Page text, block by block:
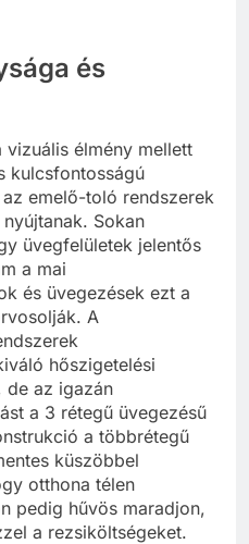
és
vizuális élmény mellett
kulcsfontosságú
emelő-toló rendszerek
Sokan
üvegfelületek jelentős
a mai
és üvegezések ezt a
A
hőszigetelési
de az igazán
a 3 rétegű üvegezésű
a többrétegű
küszöbbel
otthona télen
pedig hűvös maradjon,
a rezsiköltségeket.